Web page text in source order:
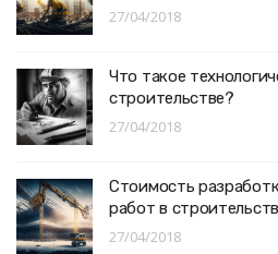
27/04/2018
Что такое
строительстве?
27/04/2018
Стоимость
работ в
27/04/2018